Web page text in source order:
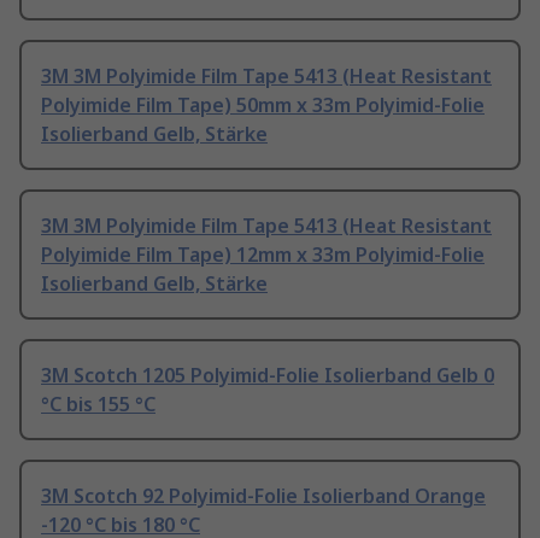
3M 3M Polyimide Film Tape 5413 (Heat Resistant
Polyimide Film Tape) 50mm x 33m Polyimid-Folie
Isolierband Gelb, Stärke
3M 3M Polyimide Film Tape 5413 (Heat Resistant
Polyimide Film Tape) 12mm x 33m Polyimid-Folie
Isolierband Gelb, Stärke
3M Scotch 1205 Polyimid-Folie Isolierband Gelb 0
°C bis 155 °C
3M Scotch 92 Polyimid-Folie Isolierband Orange
-120 °C bis 180 °C